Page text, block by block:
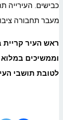
כבישים. העירייה
מעבר תחבורה
ראש העיר קריית
וממשיכים
לטובת תושבי